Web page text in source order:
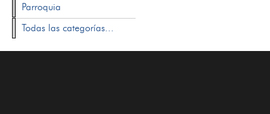
Parroquia
Todas las categorías...